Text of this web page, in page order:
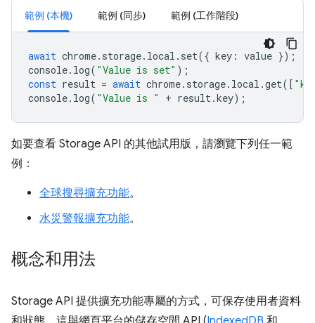
範例 (本機) 範例 (同步) 範例 (工作階段)
await chrome. storage. local . set({ key : value });
console. log( "Value is set" );
const result = await chrome. storage. local .get([
console. log( "Value is " + result.key);
如要查看 Storage API 的其他試用版，請瀏覽下列任一範
例：
全球搜尋擴充功能。
水災警報擴充功能。
概念和用法
Storage API 提供擴充功能專屬的方式，可保存使用者資料